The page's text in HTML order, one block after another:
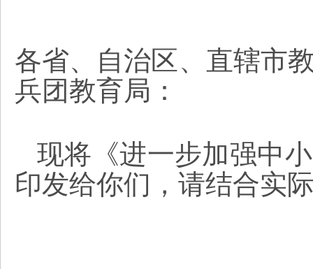
各省、自治区、直辖市
兵团教育局：
现将《进一步加强中
印发给你们，请结合实